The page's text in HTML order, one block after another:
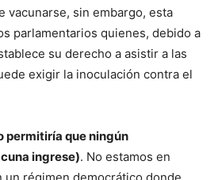
vacunarse, sin embargo, esta
parlamentarios quienes, debido a
su derecho a asistir a las
exigir la inoculación contra el
permitiría que ningún
ingrese). No estamos en
un régimen democrático donde